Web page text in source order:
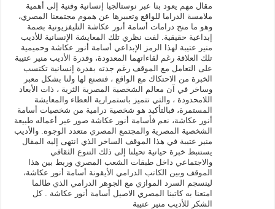
مقال مهم يعود بنا عبر نوستالجيا إنسانية وفنية إلى أهمية
ملامسة الدراما للواقع وتعبيرها عن هموم مجتمعنا المصري،
وهو ما منح درامات أسامة أنور عكاشة التليفزيونية بصمة
إبداعية حقيقية. لفت نظري تلك المعايشة الإنسانية للأديب
منير عتيبة لهذا الرمز الإبداعي أسامة أنور عكاشة وحميمية
تلك العلاقة رغم لقاءاتهما المعدودة، وقدرة الأديب منير عتيبة
على التعامل مع الموقف رغم جدته بقدرة إنسانية تكتسب
الخبرة من الاحتكاك مع الواقع ، فتصنع لها ولنا بشكل معبر
وساخر في آن معالم الشخصية المصرية الثرية ، ذات الأبعاد
اللامحدودة ، والتي تتميز باستمرارية العطاء والمعايشة
المستمرة، فبالتأكيد هو شخصية درامية من شخصيات أسامة
أنور عكاشة، نعم فأسامة أنور عكاشة صور عبر أعماله طبيعة
الشخصية المصرية والمجتمع المصري متعدد الوجوه. والأديب
منير عتيبة في هذا الموقف الساخر الذي انتهى إليه المقال
يستنبط خبرة حياتية تحيلنا إلى ذلك التنوع الثقافي
والاجتماعي داخل طبقات الشعب المصري وربط بين هذا
الموقف وبين الكاتب الدرامي الأيقونة أسامة أنور عكاشة،
لينسجم السرد الموازي مع الجوهر الدرامي الذي طالما
امتعنا به كاتبنا المصري الاصيل أسامة أنور عكاشة . كل
الشكر للأديب منير عتيبة